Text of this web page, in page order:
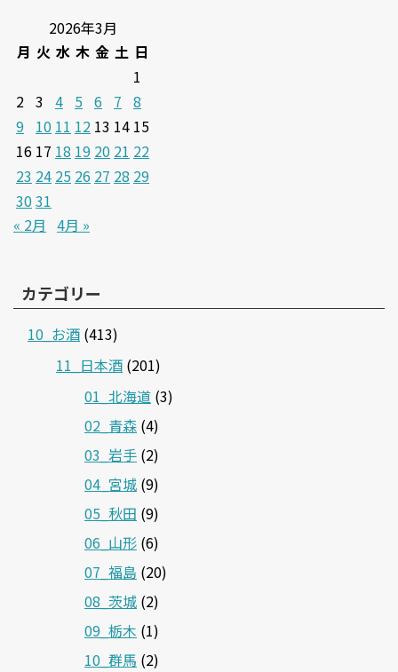
2026年3月
月 火 水 木 金 土 日
1
2 3 4 5 6 7 8
9 10 11 12 13 14 15
16 17 18 19 20 21 22
23 24 25 26 27 28 29
3031
« 2月 4月 »
カテゴリー
10_お酒 (413)
11_日本酒 (201)
01_北海道 (3)
02_青森 (4)
03_岩手 (2)
04_宮城 (9)
05_秋田 (9)
06_山形 (6)
07_福島 (20)
08_茨城 (2)
09_栃木 (1)
10_群馬 (2)